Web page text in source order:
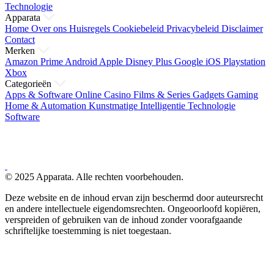
Technologie
Apparata
Home Over ons Huisregels Cookiebeleid Privacybeleid Disclaimer
Contact
Merken
Amazon Prime Android Apple Disney Plus Google iOS Playstation
Xbox
Categorieën
Apps & Software Online Casino Films & Series Gadgets Gaming
Home & Automation Kunstmatige Intelligentie Technologie
Software
© 2025 Apparata. Alle rechten voorbehouden.
Deze website en de inhoud ervan zijn beschermd door auteursrecht
en andere intellectuele eigendomsrechten. Ongeoorloofd kopiëren,
verspreiden of gebruiken van de inhoud zonder voorafgaande
schriftelijke toestemming is niet toegestaan.